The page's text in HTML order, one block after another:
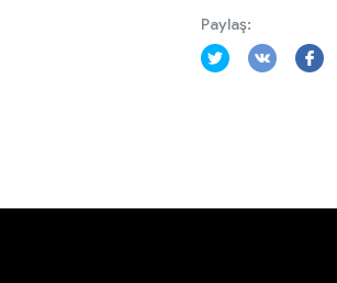
Paylaş: